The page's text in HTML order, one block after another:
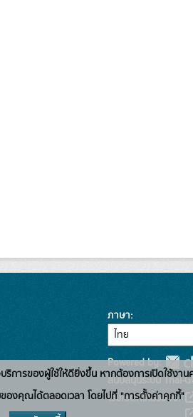
ภาษา
Powered by:
สนับสนุนระบบ Thai-
เว็บไซต์ที่เกี่ยวข้อง:
ริการของผู้ใช้ให้ดียิ่งขึ้น หากต้องการเปิดใช้ง
งคุณได้ตลอดเวลา โดยไปที่ "การตั้งค่าคุกกี้"